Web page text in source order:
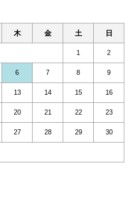
木 金 土 日
1 2
6 7 8 9
13 14 15 16
20 21 22 23
27 28 29 30